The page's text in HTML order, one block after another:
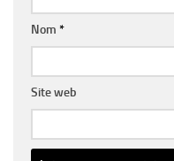
Nom *
Site web